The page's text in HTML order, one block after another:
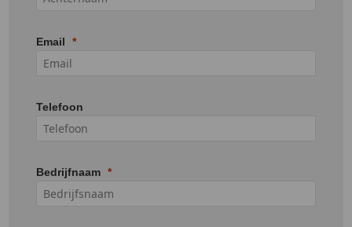
Email
Telefoon
Bedrijfnaam